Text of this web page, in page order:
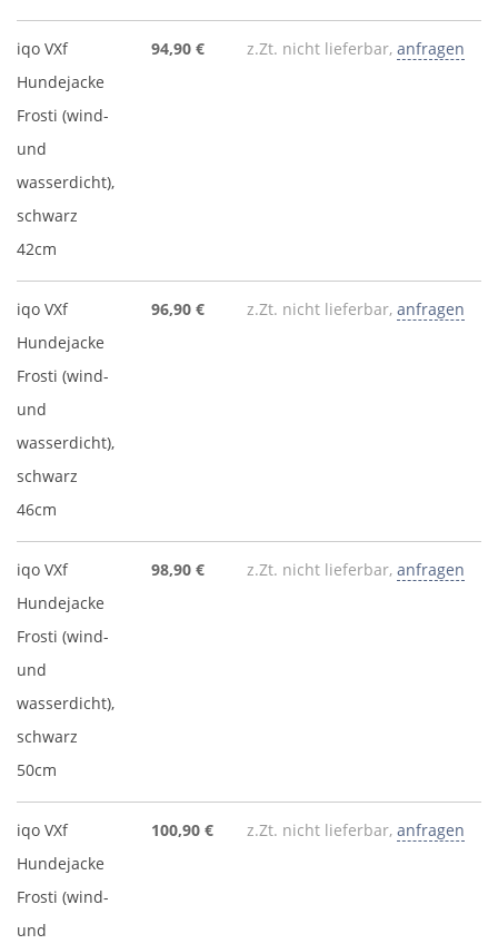
iqo VXf
Hundejacke
Frosti (wind-
und
wasserdicht),
schwarz
42cm
94,90 € z.Zt. nicht lieferbar, anfragen
iqo VXf
Hundejacke
Frosti (wind-
und
wasserdicht),
schwarz
46cm
96,90 € z.Zt. nicht lieferbar, anfragen
iqo VXf
Hundejacke
Frosti (wind-
und
wasserdicht),
schwarz
50cm
98,90 € z.Zt. nicht lieferbar, anfragen
iqo VXf
Hundejacke
Frosti (wind-
und
100,90 € z.Zt. nicht lieferbar, anfragen